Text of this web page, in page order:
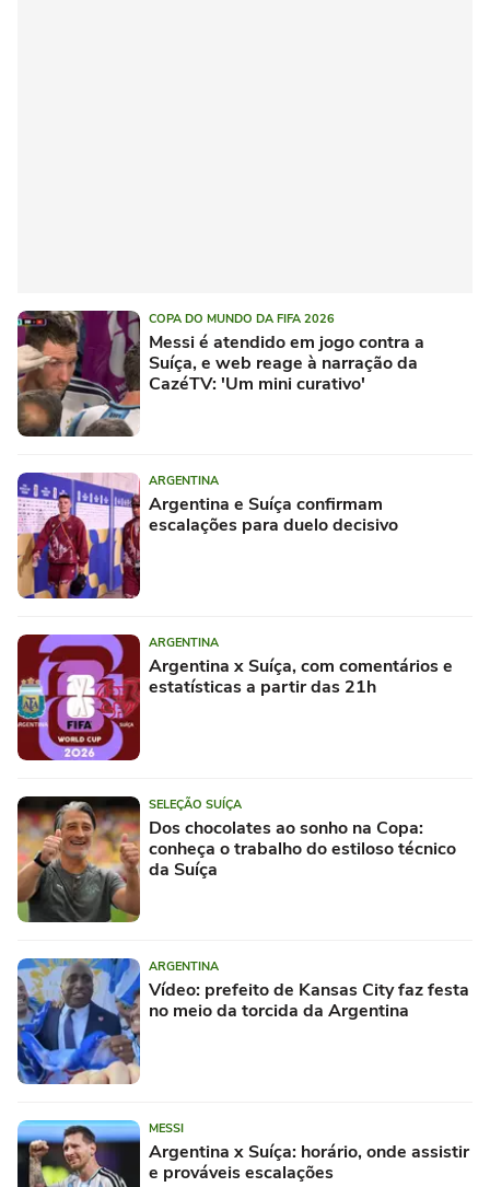
COPA DO MUNDO DA FIFA 2026
Messi é atendido em jogo contra a
Suíça, e web reage à narração da
CazéTV: 'Um mini curativo'
ARGENTINA
Argentina e Suíça confirmam
escalações para duelo decisivo
ARGENTINA
Argentina x Suíça, com comentários e
estatísticas a partir das 21h
SELEÇÃO SUÍÇA
Dos chocolates ao sonho na Copa:
conheça o trabalho do estiloso técnico
da Suíça
ARGENTINA
Vídeo: prefeito de Kansas City faz festa
no meio da torcida da Argentina
MESSI
Argentina x Suíça: horário, onde assistir
e prováveis escalações